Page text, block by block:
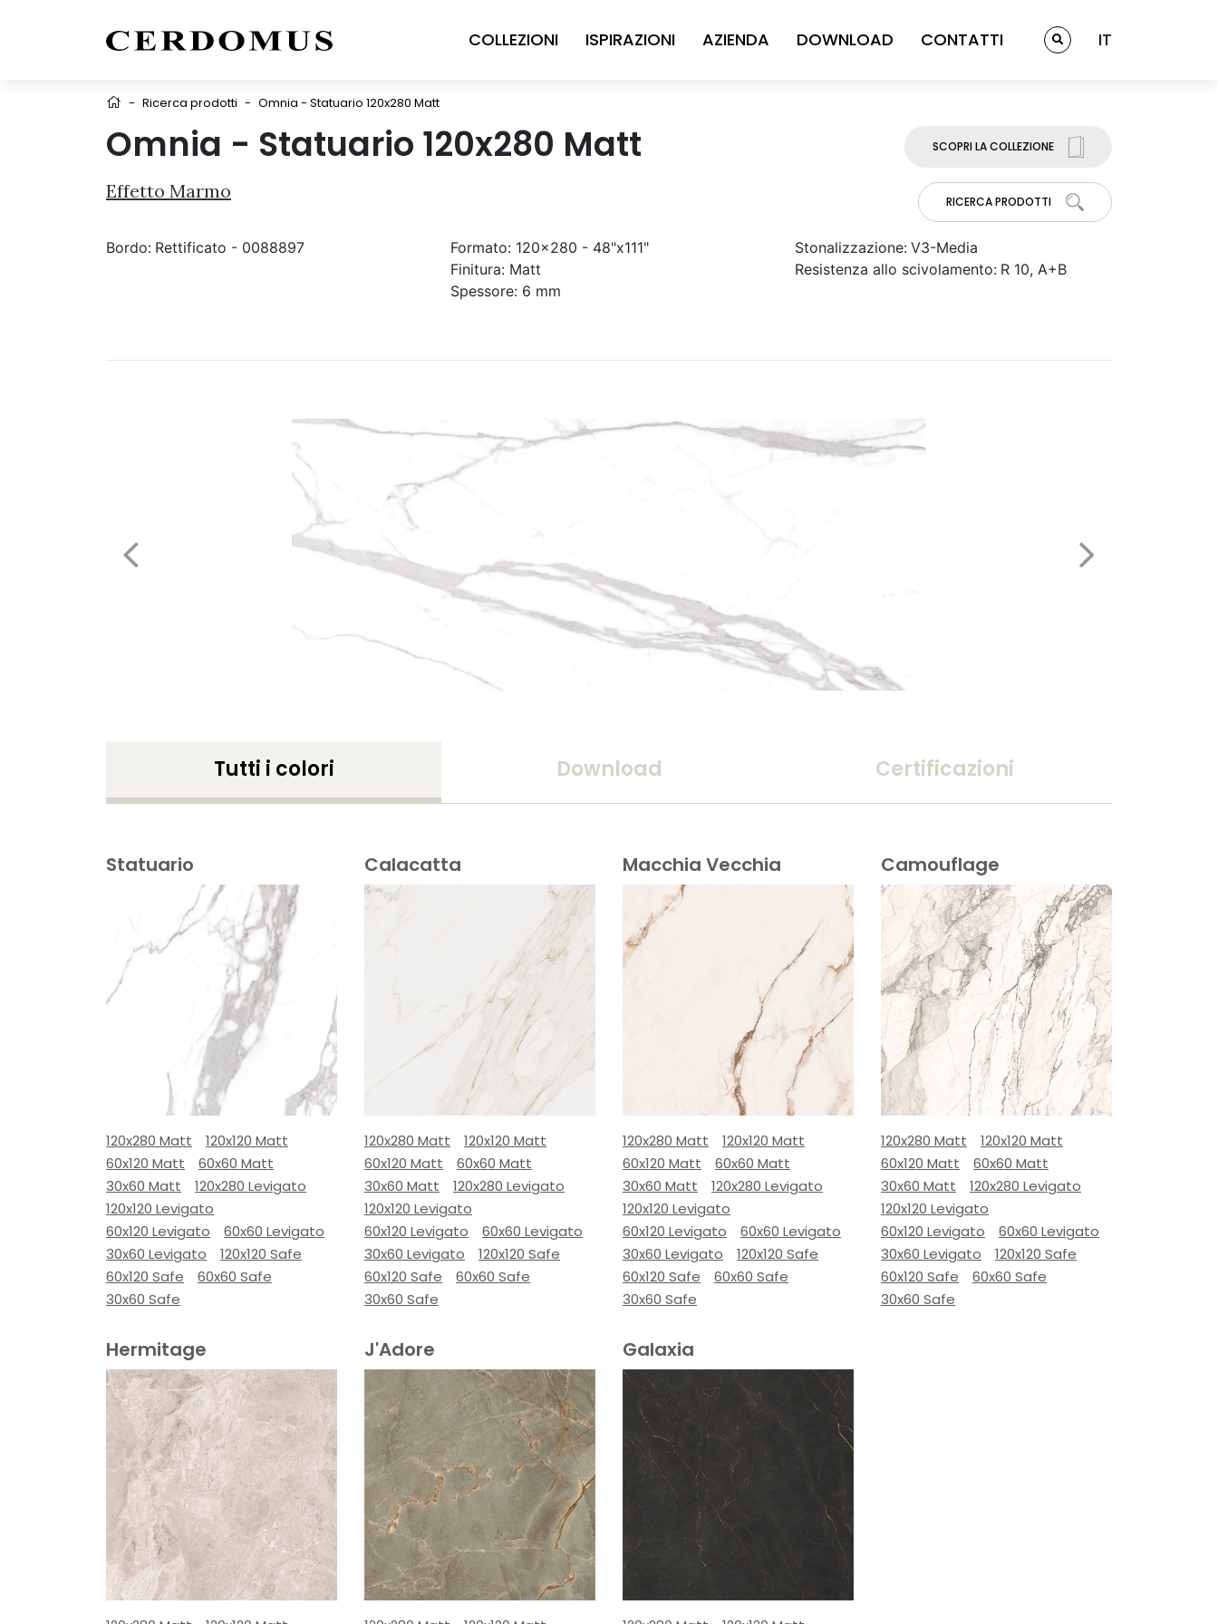
COLLEZIONI ISPIRAZIONI AZIENDA DOWNLOAD CONTATTI IT
- Ricerca prodotti - Omnia - Statuario 120x280 Matt
Omnia - Statuario 120x280 Matt
Effetto Marmo
SCOPRI LA COLLEZIONE
RICERCA PRODOTTI
Bordo: Rettificato - 0088897 Formato: 120x280 - 48"x111"
Finitura: Matt
Spessore: 6 mm
Stonalizzazione: V3-Media
Resistenza allo scivolamento: R 10, A+B
Tutti i colori Download Certificazioni
Statuario
120x280 Matt
120x120 Matt
60x120 Matt
60x60 Matt
30x60 Matt
120x280 Levigato
120x120 Levigato
60x120 Levigato
60x60 Levigato
30x60 Levigato
120x120 Safe
60x120 Safe
60x60 Safe
30x60 Safe
Calacatta
120x280 Matt
120x120 Matt
60x120 Matt
60x60 Matt
30x60 Matt
120x280 Levigato
120x120 Levigato
60x120 Levigato
60x60 Levigato
30x60 Levigato
120x120 Safe
60x120 Safe
60x60 Safe
30x60 Safe
Macchia Vecchia
120x280 Matt
120x120 Matt
60x120 Matt
60x60 Matt
30x60 Matt
120x280 Levigato
120x120 Levigato
60x120 Levigato
60x60 Levigato
30x60 Levigato
120x120 Safe
60x120 Safe
60x60 Safe
30x60 Safe
Camouflage
120x280 Matt
120x120 Matt
60x120 Matt
60x60 Matt
30x60 Matt
120x280 Levigato
120x120 Levigato
60x120 Levigato
60x60 Levigato
30x60 Levigato
120x120 Safe
60x120 Safe
60x60 Safe
30x60 Safe
Hermitage J'Adore Galaxia